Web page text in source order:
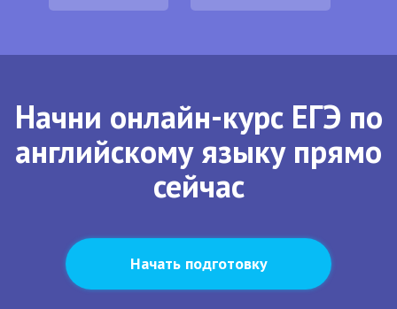
Начни онлайн-курс ЕГЭ по
английскому языку прямо
сейчас
Начать подготовку